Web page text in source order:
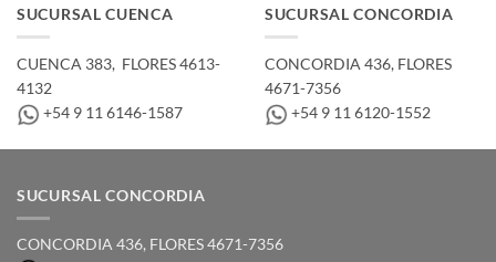
SUCURSAL CUENCA
CUENCA 383, ­ FLORES 4613-
4132
+54 9 11 6146-1587
SUCURSAL CONCORDIA
CONCORDIA 436,­ FLORES
4671-7356
+54 9 11 6120-1552
SUCURSAL CONCORDIA
CONCORDIA 436,­ FLORES 4671-7356